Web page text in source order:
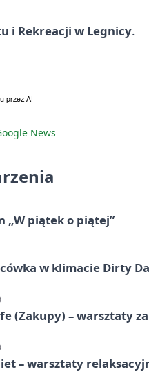
i Rekreacji w Legnicy.
News
„W piątek o piątej”
w klimacie Dirty
(Zakupy) – warsztaty
– warsztaty